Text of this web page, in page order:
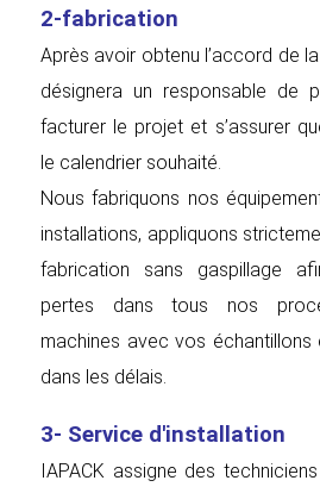
2-fabrication
Après avoir obtenu l’accord de
désignera un responsable de
facturer le projet et s’assurer
le calendrier souhaité.
Nous fabriquons nos
installations, appliquons
fabrication sans gaspillage
pertes dans tous nos
machines avec vos échantillons
dans les délais.
3- Service d'installation
IAPACK assigne des